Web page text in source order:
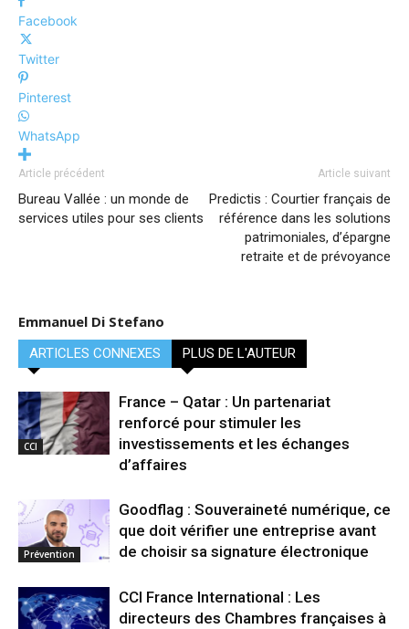
Facebook
Twitter
Pinterest
WhatsApp
Article précédent
Bureau Vallée : un monde de
services utiles pour ses clients
Article suivant
Predictis : Courtier français de
référence dans les solutions
patrimoniales, d’épargne
retraite et de prévoyance
Emmanuel Di Stefano
ARTICLES CONNEXES PLUS DE L'AUTEUR
CCI
France – Qatar : Un partenariat
renforcé pour stimuler les
investissements et les échanges
d’affaires
Prévention
Goodflag : Souveraineté numérique, ce
que doit vérifier une entreprise avant
de choisir sa signature électronique
CCI France International : Les
directeurs des Chambres françaises à